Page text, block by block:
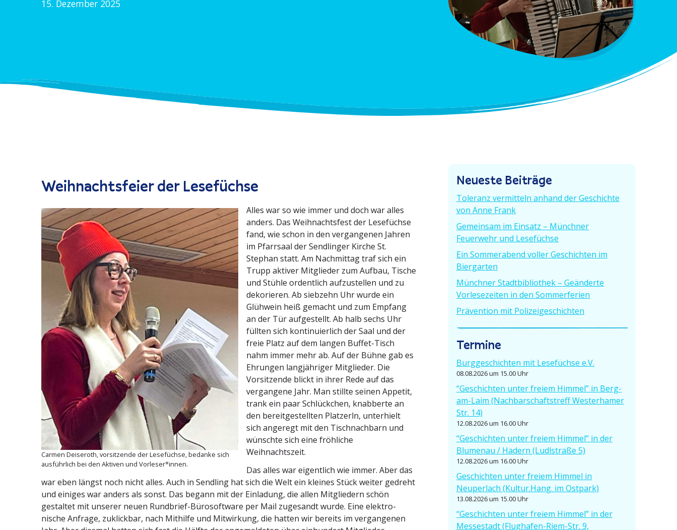
15. Dezember 2025
Weihnachts­feier der Lesefüchse
Carmen Deiseroth, vorsit­zende der Lesefüchse, bedanke sich
ausführlich bei den Aktiven und Vorleser*innen.
Alles war so wie immer und doch war alles
anders. Das Weihnachtsfest der Lesefüchse
fand, wie schon in den vergan­genen Jahren
im Pfarrsaal der Sendlinger Kirche St.
Stephan statt. Am Nachmittag traf sich ein
Trupp aktiver Mitglieder zum Aufbau, Tische
und Stühle ordentlich aufzu­stellen und zu
dekorieren. Ab siebzehn Uhr wurde ein
Glühwein heiß gemacht und zum Empfang
an der Tür aufge­stellt. Ab halb sechs Uhr
füllten sich konti­nu­ierlich der Saal und der
freie Platz auf dem langen Buffet-Tisch
nahm immer mehr ab. Auf der Bühne gab es
Ehrungen langjäh­riger Mitglieder. Die
Vorsit­zende blickt in ihrer Rede auf das
vergangene Jahr. Man stillte seinen Appetit,
trank ein paar Schlückchen, knabberte an
den bereit­ge­stellten Platzerln, unter­hielt
sich angeregt mit den Tisch­nachbarn und
wünschte sich eine fröhliche
Weihnachtszeit.
Das alles war eigentlich wie immer. Aber das
war eben längst noch nicht alles. Auch in Sendling hat sich die Welt ein kleines Stück weiter gedreht
und einiges war anders als sonst. Das begann mit der Einladung, die allen Mitgliedern schön
gestaltet mit unserer neuen Rundbrief-Bürosoftware per Mail zugesandt wurde. Eine elektro­
nische Anfrage, zuklickbar, nach Mithilfe und Mitwirkung, die hatten wir bereits im vergan­genen
Neueste Beiträge
Toleranz vermitteln anhand der Geschichte
von Anne Frank
Gemeinsam im Einsatz – Münchner
Feuerwehr und Lesefüchse
Ein Sommer­abend voller Geschichten im
Biergarten
Münchner Stadt­bi­bliothek – Geänderte
Vorle­se­zeiten in den Sommerferien
Prävention mit Polizeigeschichten
Termine
Burgge­schichten mit Lesefüchse e.V.
08.08.2026 um 15.00 Uhr
“Geschichten unter freiem Himmel” in Berg-
am-Laim (Nachbar­schafts­treff Wester­hamer
Str. 14)
12.08.2026 um 16.00 Uhr
“Geschichten unter freiem Himmel” in der
Blumenau / Hadern (Ludlstraße 5)
12.08.2026 um 16.00 Uhr
Geschichten unter freiem Himmel in
Neuperlach (Kultur.Hang. im Ostpark)
13.08.2026 um 15.00 Uhr
“Geschichten unter freiem Himmel” in der
Messe­stadt (Flughafen-Riem-Str. 9,